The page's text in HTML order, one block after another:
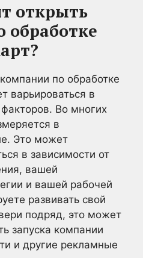
открыть
по обработке
варьироваться в
Во многих
в
Это может
в зависимости от
вашей
и вашей рабочей
развивать свой
подряд, это может
запуска компании
и другие рекламные